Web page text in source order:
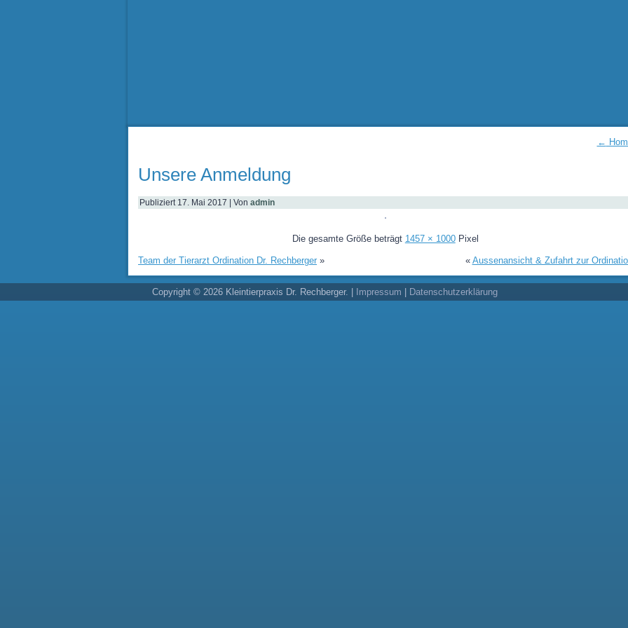
←
Unsere Anmeldung
Publiziert 17. Mai 2017 Von admin
Die gesamte Größe beträgt 1457 × 1000Pixel
Team der Tierarzt Ordination Dr. Rechberger » « Aussenansicht & Zufahrt zur
Copyright © 2026 Kleintierpraxis Dr. Rechberger. | Impressum Datenschutzerklärung